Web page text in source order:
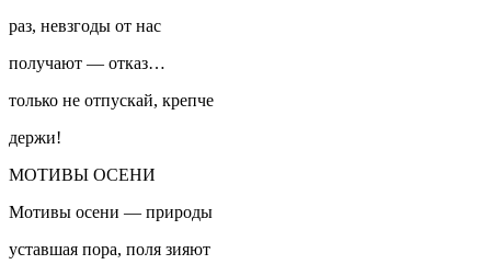
раз, невзгоды от нас
получают — отказ…
только не отпускай, крепче
держи!
МОТИВЫ ОСЕНИ
Мотивы осени — природы
уставшая пора, поля зияют